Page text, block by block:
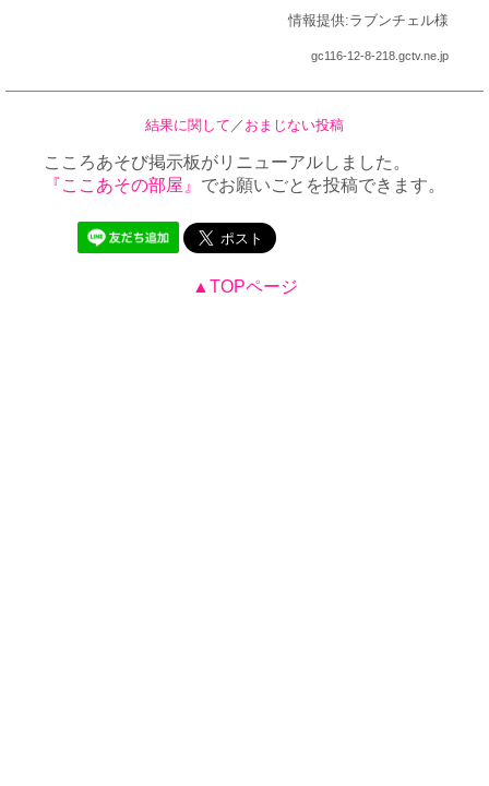
情報提供:ラブンチェル様
gc116-12-8-218.gctv.ne.jp
結果に関して ／ おまじない投稿
こころあそび掲示板がリニューアルしました。
『ここあその部屋』 でお願いごとを投稿できます。
▲TOPページ